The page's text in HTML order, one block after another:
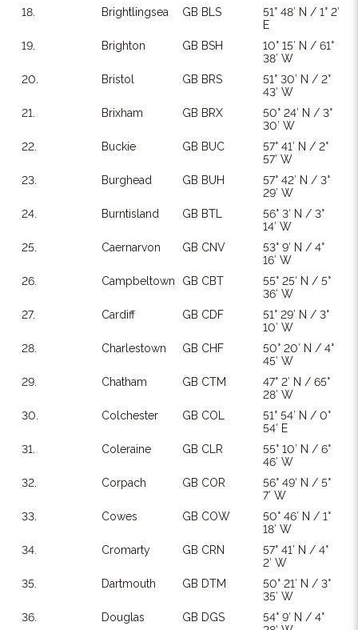
18.
Brightlingsea GB BLS
51° 48′ N / 1° 2′
E
19.
Brighton GB BSH
10° 15′ N / 61°
38′ W
20.
Bristol GB BRS
51° 30′ N / 2°
43′ W
21.
Brixham GB BRX
50° 24′ N / 3°
30′ W
22.
Buckie GB BUC
57° 41′ N / 2°
57′ W
23.
Burghead GB BUH
57° 42′ N / 3°
29′ W
24.
Burntisland GB BTL
56° 3′ N / 3°
14′ W
25.
Caernarvon GB CNV
53° 9′ N / 4°
16′ W
26.
Campbeltown GB CBT
55° 25′ N / 5°
36′ W
27.
Cardiff GB CDF
51° 29′ N / 3°
10′ W
28.
Charlestown GB CHF
50° 20′ N / 4°
45′ W
29.
Chatham GB CTM
47° 2′ N / 65°
28′ W
30.
Colchester GB COL
51° 54′ N / 0°
54′ E
31.
Coleraine GB CLR
55° 10′ N / 6°
46′ W
32.
Corpach GB COR
56° 49′ N / 5°
7′ W
33.
Cowes GB COW
50° 46′ N / 1°
18′ W
34.
Cromarty GB CRN
57° 41′ N / 4°
2′ W
35.
Dartmouth GB DTM
50° 21′ N / 3°
35′ W
36.
Douglas GB DGS
54° 9′ N / 4°